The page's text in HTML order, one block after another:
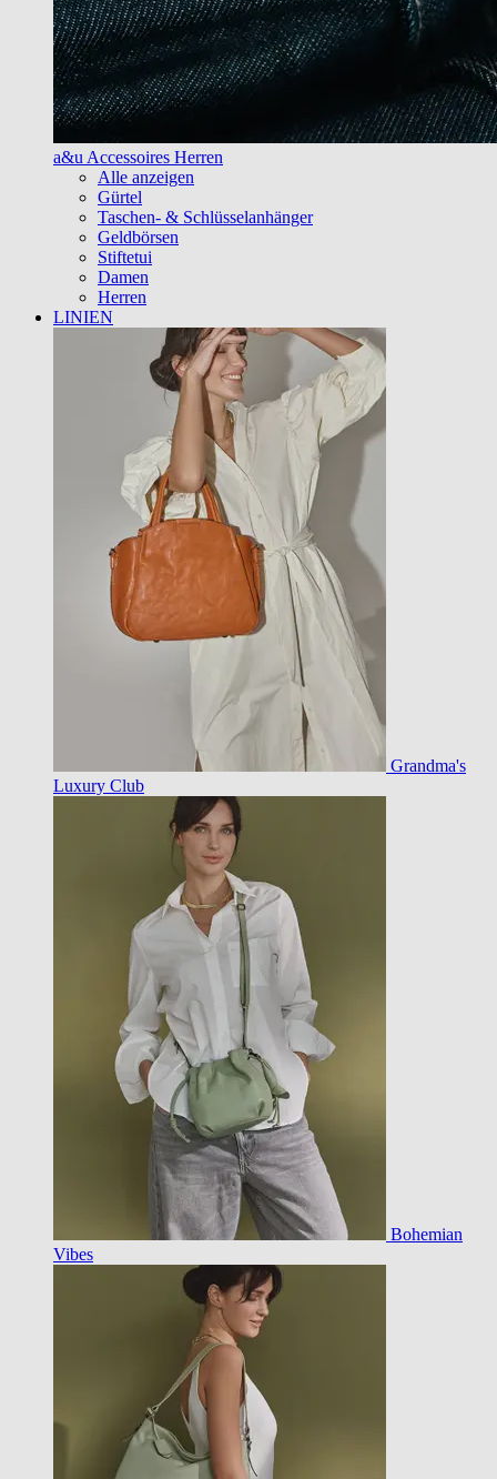
a&u Accessoires Herren
Alle anzeigen
Gürtel
Taschen- & Schlüsselanhänger
Geldbörsen
Stiftetui
Damen
Herren
LINIEN
Grandma's
Luxury Club
Bohemian
Vibes